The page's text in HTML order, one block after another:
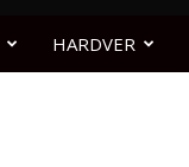
HARDVER